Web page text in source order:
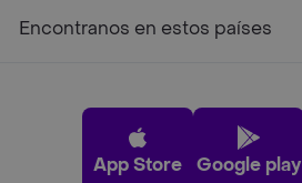
Encontranos en estos países
App Store Google play